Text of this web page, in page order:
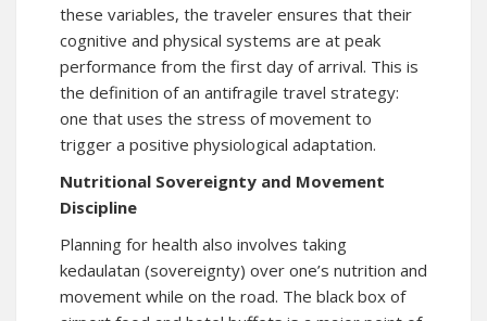
these variables, the traveler ensures that their
cognitive and physical systems are at peak
performance from the first day of arrival. This is
the definition of an antifragile travel strategy:
one that uses the stress of movement to
trigger a positive physiological adaptation.
Nutritional Sovereignty and Movement
Discipline
Planning for health also involves taking
kedaulatan (sovereignty) over one’s nutrition and
movement while on the road. The black box of